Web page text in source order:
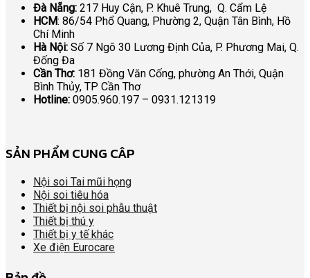
Đà Nẵng: 217 Huy Cận, P. Khuê Trung, Q. Cẩm Lệ
HCM: 86/54 Phổ Quang, Phường 2, Quận Tân Bình, Hồ
Chí Minh
Hà Nội: Số 7 Ngõ 30 Lương Định Của, P. Phương Mai, Q.
Đống Đa
Cần Thơ: 181 Đồng Văn Cống, phường An Thới, Quận
Bình Thủy, TP Cần Thơ
Hotline: 0905.960.197 – 0931.121319
SẢN PHẨM CUNG CÂP
Nội soi Tai mũi họng
Nội soi tiêu hóa
Thiết bị nội soi phẫu thuật
Thiết bị thú y
Thiết bị y tế khác
Xe điện Eurocare